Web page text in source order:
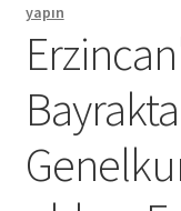
yapın